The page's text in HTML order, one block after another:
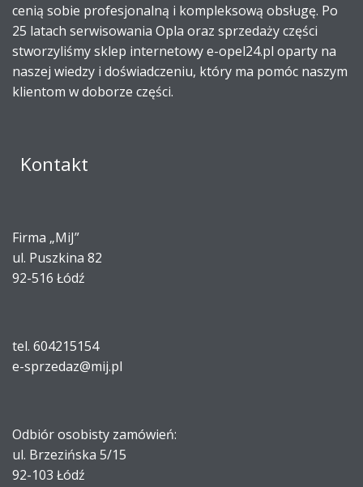
cenią sobie profesjonalną i kompleksową obsługę. Po
25 latach serwisowania Opla oraz sprzedaży części
stworzyliśmy sklep internetowy e-opel24.pl oparty na
naszej wiedzy i doświadczeniu, który ma pomóc naszym
klientom w doborze części.
Kontakt
Firma „MiJ”
ul. Puszkina 82
92-516 Łódź
tel. 604215154
e-sprzedaz@mij.pl
Odbiór osobisty zamówień:
ul. Brzezińska 5/15
92-103 Łódź